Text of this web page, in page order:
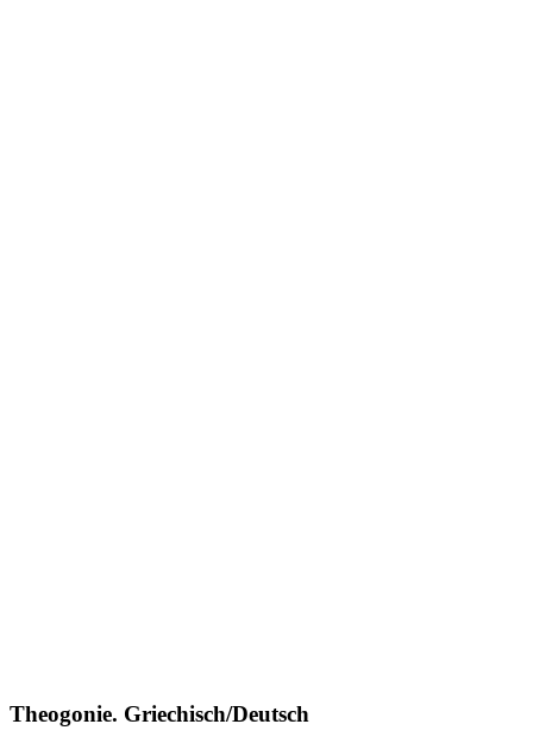
Theogonie. Griechisch/Deutsch